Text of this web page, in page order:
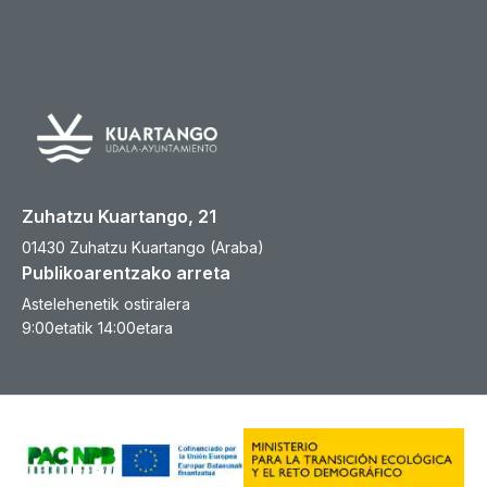
Zuhatzu Kuartango, 21
01430 Zuhatzu Kuartango (Araba)
Publikoarentzako arreta
Astelehenetik ostiralera
9:00etatik 14:00etara